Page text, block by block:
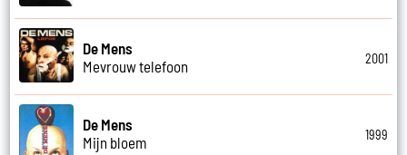
De Mens
Mevrouw telefoon
2001
De Mens
Mijn bloem
1999